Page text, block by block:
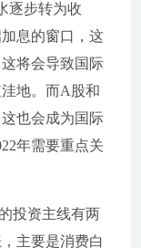
逐步转为收
息的窗口，这
将会导致国际
地。而A股和
也会成为国际
年需要重点关
投资主线有两
主要是消费白